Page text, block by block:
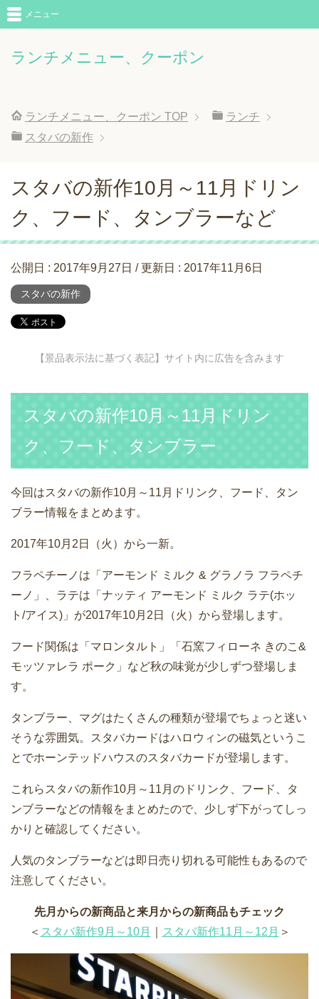
ランチメニュー、クーポン
メニュー
ランチメニュー、クーポン TOP
ランチ
スタバの新作
スタバの新作10月～11月ドリン
ク、フード、タンブラーなど
公開日 : 2017年9月27日 / 更新日 : 2017年11月6日
スタバの新作
【景品表示法に基づく表記】サイト内に広告を含みます
スタバの新作10月～11月ドリン
ク、フード、タンブラー
今回はスタバの新作10月～11月ドリンク、フード、タン
ブラー情報をまとめます。
2017年10月2日（火）から一新。
フラペチーノは「アーモンド ミルク & グラノラ フラペチ
ーノ」、ラテは「ナッティ アーモンド ミルク ラテ(ホッ
ト/アイス)」が2017年10月2日（火）から登場します。
フード関係は「マロンタルト」「石窯フィローネ きのこ&
モッツァレラ ポーク」など秋の味覚が少しずつ登場しま
す。
タンブラー、マグはたくさんの種類が登場でちょっと迷い
そうな雰囲気。スタバカードはハロウィンの磁気というこ
とでホーンテッドハウスのスタバカードが登場します。
これらスタバの新作10月～11月のドリンク、フード、タ
ンブラーなどの情報をまとめたので、少しず下がってしっ
かりと確認してください。
人気のタンブラーなどは即日売り切れる可能性もあるので
注意してください。
先月からの新商品と来月からの新商品もチェック
＜ スタバ新作9月～10月 スタバ新作11月～12月 ＞